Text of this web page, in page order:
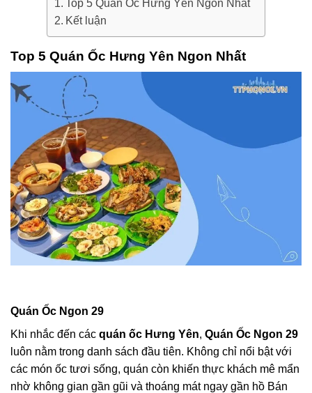
Top 5 Quán Ốc Hưng Yên Ngon Nhất
Kết luận
Top 5 Quán Ốc Hưng Yên Ngon Nhất
Quán Ốc Ngon 29
Khi nhắc đến các quán ốc Hưng Yên, Quán Ốc Ngon 29
luôn nằm trong danh sách đầu tiên. Không chỉ nổi bật với
các món ốc tươi sống, quán còn khiến thực khách mê mẩn
nhờ không gian gần gũi và thoáng mát ngay gần hồ Bán